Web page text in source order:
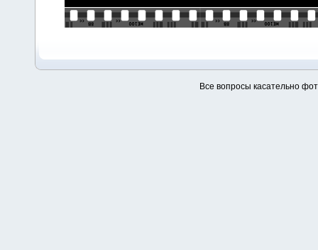
Все вопросы касательно